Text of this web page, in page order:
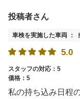
投稿者さん
車検を実施した車両 ：
5.0
スタッフの対応：5
価格：5
私の持ち込み日程